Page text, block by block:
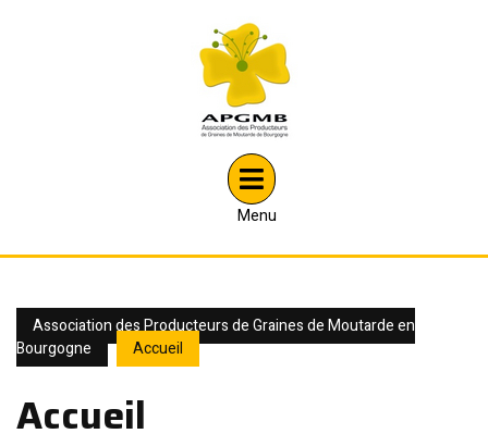
Menu
Association des Producteurs de Graines de Moutarde en
Bourgogne
Accueil
Accueil